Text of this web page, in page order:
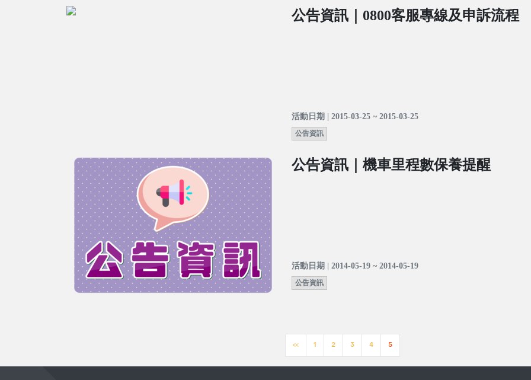
公告資訊｜0800客服專線及申訴流程
活動日期 | 2015-03-25 ~ 2015-03-25
公告資訊
公告資訊｜機車里程數保養提醒
活動日期 | 2014-05-19 ~ 2014-05-19
公告資訊
<< 1 2 3 4 5